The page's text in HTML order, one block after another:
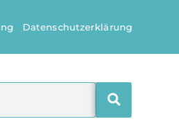
Datenschutzerklärung